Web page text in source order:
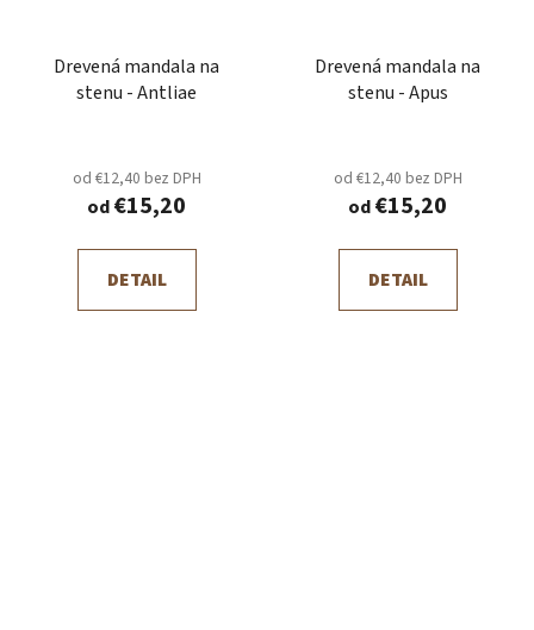
Drevená mandala na
stenu - Antliae
od €12,40 bez DPH
od€15,20
DETAIL
Drevená mandala na
stenu - Apus
od €12,40 bez DPH
od€15,20
DETAIL